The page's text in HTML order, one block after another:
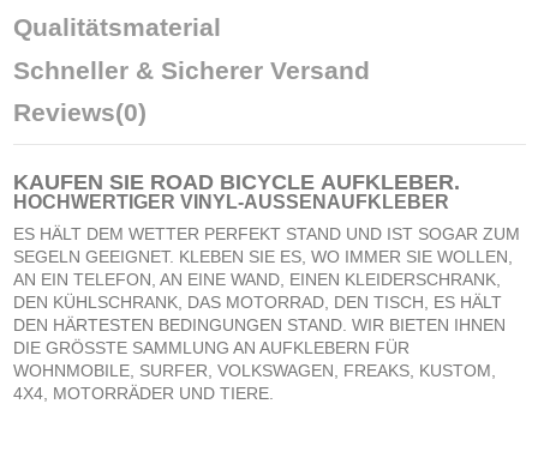
Qualitätsmaterial
Schneller & Sicherer Versand
Reviews(0)
KAUFEN SIE ROAD BICYCLEAUFKLEBER.
HOCHWERTIGER VINYL-AUSSENAUFKLEBER
ES HÄLT DEM WETTER PERFEKT STAND UND IST SOGAR ZUM
SEGELN GEEIGNET. KLEBEN SIE ES, WO IMMER SIE WOLLEN,
AN EIN TELEFON, AN EINE WAND, EINEN KLEIDERSCHRANK,
DEN KÜHLSCHRANK, DAS MOTORRAD, DEN TISCH, ES HÄLT
DEN HÄRTESTEN BEDINGUNGEN STAND. WIR BIETEN IHNEN
DIE GRÖSSTE SAMMLUNG AN AUFKLEBERN FÜR
WOHNMOBILE, SURFER, VOLKSWAGEN, FREAKS, KUSTOM,
4X4, MOTORRÄDER UND TIERE.